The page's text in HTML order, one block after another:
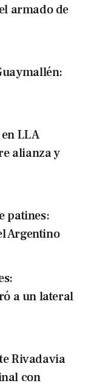
armado de
LLA
alianza y
patines:
Argentino
a un lateral
Rivadavia
con